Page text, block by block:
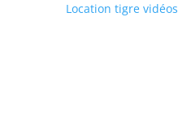
Location tigre